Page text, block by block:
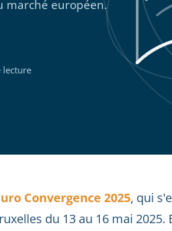
marché européen.
lecture
Convergence 2025, qui
du 13 au 16 mai 2025.